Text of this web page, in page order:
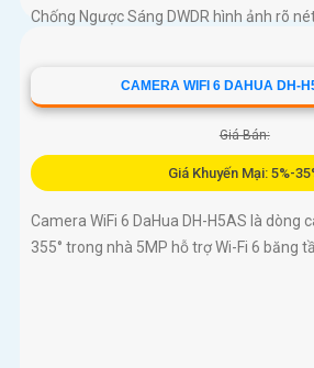
Chống Ngược Sáng DWDR hình ảnh rõ
CAMERA WIFI 6 DAHUA DH-
Giá Bán:
Giá Khuyến Mại: 5%-
Camera WiFi 6 DaHua DH-H5AS là dòng
355° trong nhà 5MP hỗ trợ Wi-Fi 6 băng